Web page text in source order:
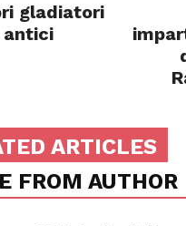
gladiatori
antici
ARTICLES
FROM AUTHOR